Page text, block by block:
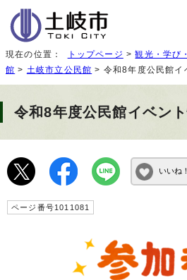
現在の位置： トップページ >観光・学び
館 > 土岐市立公民館 > 令和8年度公民館イ
令和8年度公民館イベン
いいね！
ページ番号1011081